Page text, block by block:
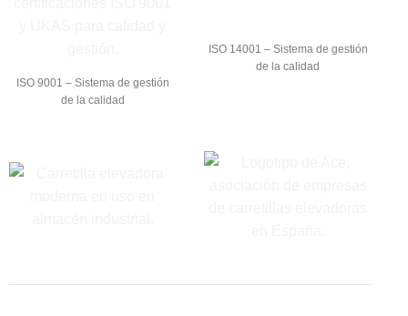
ISO 9001 – Sistema de gestión
de la calidad
ISO 14001 – Sistema de gestión
de la calidad